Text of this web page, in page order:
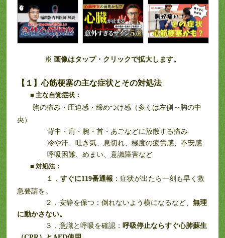
※ 画像はタップ・クリックで拡大します。
【１】心筋梗塞の主な症状とその対処法
■主な自覚症状：
胸の痛み・圧迫感・締めつけ感（多くは左側～胸の中
央）
背中・肩・腕・首・あごなどに放散する痛み
冷や汗、吐き気、息切れ、極度の疲労感、不安感
呼吸困難、めまい、意識障害など
■対処法：
１．すぐに119番通報 ：症状が出たら一刻も早く救
急要請を。
２．安静を保つ：倒れないよう横になるなど、無理
に動かさない。
３．意識と呼吸を確認：呼吸停止ならすぐ心肺蘇生